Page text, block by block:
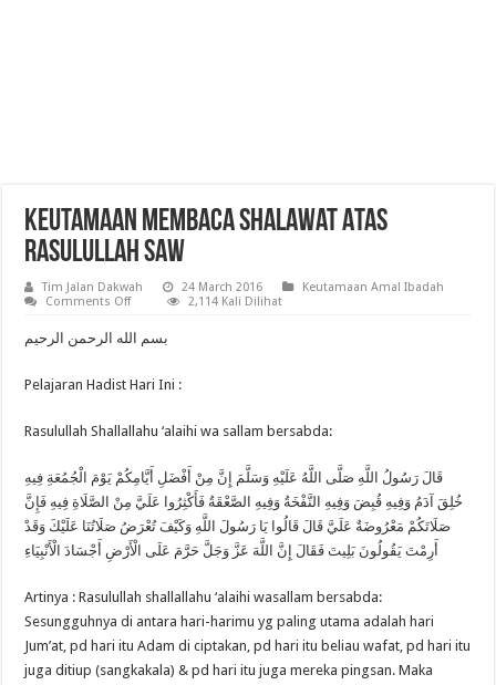
Keutamaan Membaca Shalawat Atas
Rasulullah SAW
Tim Jalan Dakwah 24 March 2016
Keutamaan Amal Ibadah
Comments Offon
Membaca
Shalawat
SAW
2,114 Kali Dilihat
بسم الله الرحمن الرحيم
Pelajaran Hadist Hari Ini :
Rasulullah Shallallahu ‘alaihi wa sallam bersabda:
قَالَ رَسُولُ اللَّهِ صَلَّى اللَّهُ عَلَيْهِ وَسَلَّمَ إِنَّ مِنْ أَفْضَلِ أَيَّامِكُمْ يَوْمَ الْجُمُعَةِ فِيهِ
خُلِقَ آدَمُ وَفِيهِ قُبِضَ وَفِيهِ النَّفْخَةُ وَفِيهِ الصَّعْقَةُ فَأَكْثِرُوا عَلَيَّ مِنْ الصَّلَاةِ فِيهِ فَإِنَّ
صَلَاتَكُمْ مَعْرُوضَةٌ عَلَيَّ قَالَ قَالُوا يَا رَسُولَ اللَّهِ وَكَيْفَ تُعْرَضُ صَلَاتُنَا عَلَيْكَ وَقَدْ
أَرِمْتَ يَقُولُونَ بَلِيتَ فَقَالَ إِنَّ اللَّهَ عَزَّ وَجَلَّ حَرَّمَ عَلَى الْأَرْضِ أَجْسَادَ الْأَنْبِيَاءِ
Artinya : Rasulullah shallallahu ‘alaihi wasallam bersabda:
Sesungguhnya di antara hari-harimu yg paling utama adalah hari
Jum’at, pd hari itu Adam di ciptakan, pd hari itu beliau wafat, pd hari itu
juga ditiup (sangkakala) & pd hari itu juga mereka pingsan. Maka